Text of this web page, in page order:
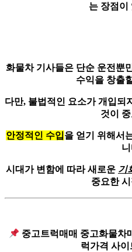
는 장점이
화물차 기사들은 단순 운전뿐
수익을 창출
다만, 불법적인 요소가 개입되
것이
안정적인 수입을 얻기 위해서
시대가 변함에 따라 새로운 기
중요한
중고트럭매매 중고화물차
럭가격 사이